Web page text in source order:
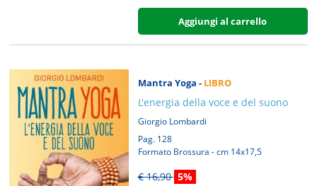
Aggiungi al carrello
Mantra Yoga - LIBRO
L'energia della voce e del suono
Giorgio Lombardi
Pag. 128
Formato Brossura - cm 14x17,5
€ 16,90 5%